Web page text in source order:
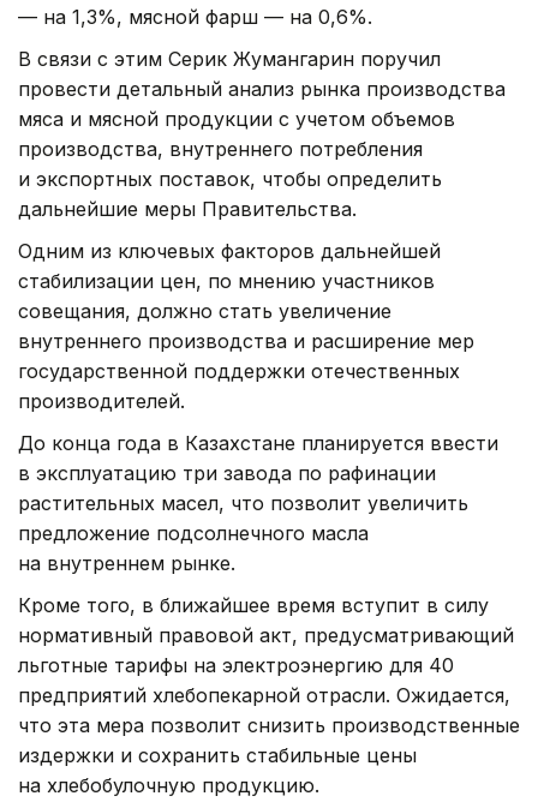
— на 1,3%, мясной фарш — на 0,6%.
В связи с этим Серик Жумангарин поручил
провести детальный анализ рынка производства
мяса и мясной продукции с учетом объемов
производства, внутреннего потребления
и экспортных поставок, чтобы определить
дальнейшие меры Правительства.
Одним из ключевых факторов дальнейшей
стабилизации цен, по мнению участников
совещания, должно стать увеличение
внутреннего производства и расширение мер
государственной поддержки отечественных
производителей.
До конца года в Казахстане планируется ввести
в эксплуатацию три завода по рафинации
растительных масел, что позволит увеличить
предложение подсолнечного масла
на внутреннем рынке.
Кроме того, в ближайшее время вступит в силу
нормативный правовой акт, предусматривающий
льготные тарифы на электроэнергию для 40
предприятий хлебопекарной отрасли. Ожидается,
что эта мера позволит снизить производственные
издержки и сохранить стабильные цены
на хлебобулочную продукцию.